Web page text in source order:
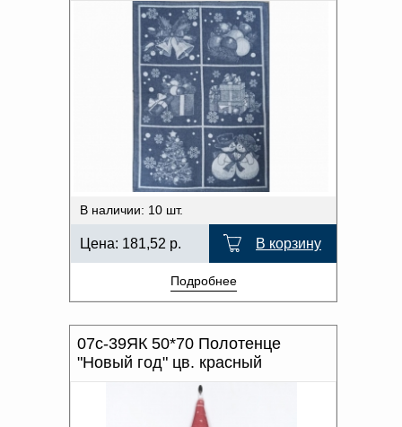
В наличии: 10 шт.
Цена: 181,52 р. В корзину
Подробнее
07с-39ЯК 50*70 Полотенце
"Новый год" цв. красный